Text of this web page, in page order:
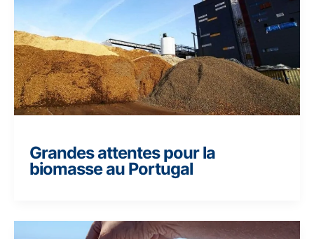
Grandes attentes pour la
biomasse au Portugal